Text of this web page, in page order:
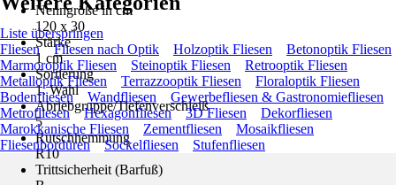
Nenngröße in cm
120 x 30
Stärke
1 cm
Sortierung
1. Wahl
Abriebgruppe/Tiefenverschleiß
5
Rutschhemmung
R10
Trittsicherheit (Barfuß)
Liste überspringen
Fliesen
Fliesen nach Optik Holzoptik Fliesen
Betonoptik Fliesen
Marmoroptik Fliesen
Steinoptik Fliesen
Retrooptik Fliesen
Metalloptik Fliesen
Terrazzooptik Fliesen
Floraloptik Fliesen
Bodenfliesen
Wandfliesen
Gewerbefliesen & Gastronomiefliesen
Metrofliesen
Hexagonfliesen 3D Fliesen
Dekorfliesen
Marokkanische Fliesen
Zementfliesen
Mosaikfliesen
Fliesenbordüren
Sockelfliesen Stufenfliesen